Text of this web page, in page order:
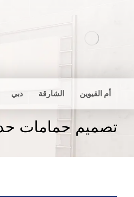
أم القيوين الشارقة دبي
تصميم حمامات